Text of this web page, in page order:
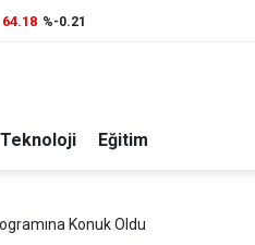
64.18 %-0.21
Teknoloji Eğitim
Konuk Oldu